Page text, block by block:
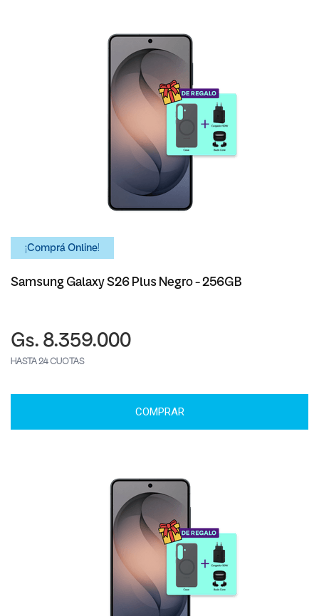
¡Comprá Online!
Samsung Galaxy S26 Plus Negro - 256GB
Gs. 8.359.000
HASTA 24 CUOTAS
COMPRAR